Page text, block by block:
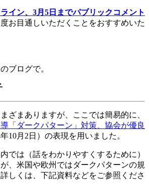
イン、3月5日までパブリックコメント
お目通しいただくことをおすすめいた
ブログで。
ざまありますが、ここでは簡易的に、
「ダークパターン」対策、協会が優良
年10月2日）の表現を用いました。
では（話をわかりやすくするために）
、米国や欧州ではダークパターンの規
しくは、下記資料などをご参照くださ